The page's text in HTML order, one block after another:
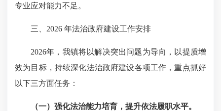
专业应对能力不足。
三、2026 年法治政府建设工作安排
2026年，我镇将以解决突出问题为导向，以提质增
效为目标，持续深化法治政府建设各项工作，重点抓好
以下三方面任务：
（一） 强化法治能力培育，提升依法履职水平。